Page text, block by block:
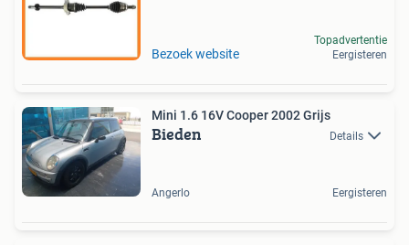
Bezoek website
Topadvertentie
Eergisteren
Mini 1.6 16V Cooper 2002 Grijs
Bieden Details
Angerlo Eergisteren